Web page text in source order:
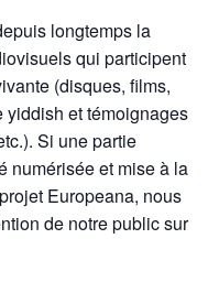
longtemps la
qui participent
(disques, films,
yiddish et témoignages
Si une partie
numérisée et mise à la
Europeana, nous
de notre public sur